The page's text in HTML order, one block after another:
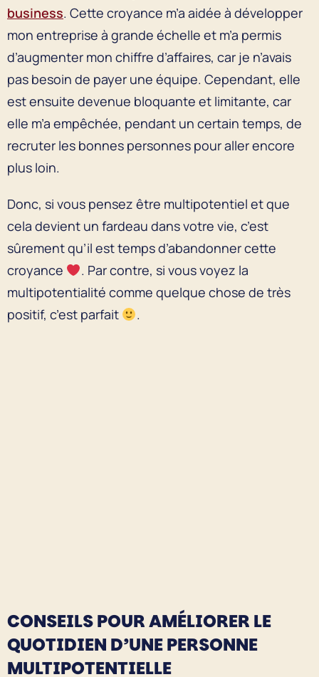
business. Cette croyance m’a aidée à développer
mon entreprise à grande échelle et m’a permis
d’augmenter mon chiffre d’affaires, car je n’avais
pas besoin de payer une équipe. Cependant, elle
est ensuite devenue bloquante et limitante, car
elle m’a empêchée, pendant un certain temps, de
recruter les bonnes personnes pour aller encore
plus loin.
Donc, si vous pensez être multipotentiel et que
cela devient un fardeau dans votre vie, c’est
sûrement qu’il est temps d’abandonner cette
croyance
. Par contre, si vous voyez la
multipotentialité comme quelque chose de très
positif, c’est parfait
.
CONSEILS POUR AMÉLIORER LE
QUOTIDIEN D’UNE PERSONNE
MULTIPOTENTIELLE